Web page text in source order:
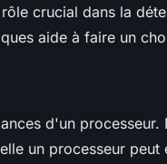
crucial dans la
aide à faire un
d'un processeur.
un processeur peut